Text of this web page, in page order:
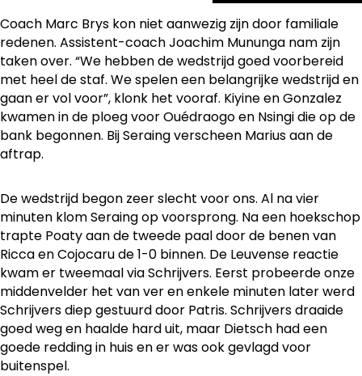
Coach Marc Brys kon niet aanwezig zijn door familiale
redenen. Assistent-coach Joachim Mununga nam zijn
taken over. “We hebben de wedstrijd goed voorbereid
met heel de staf. We spelen een belangrijke wedstrijd en
gaan er vol voor”, klonk het vooraf. Kiyine en Gonzalez
kwamen in de ploeg voor Ouédraogo en Nsingi die op de
bank begonnen. Bij Seraing verscheen Marius aan de
aftrap.
De wedstrijd begon zeer slecht voor ons. Al na vier
minuten klom Seraing op voorsprong. Na een hoekschop
trapte Poaty aan de tweede paal door de benen van
Ricca en Cojocaru de 1-0 binnen. De Leuvense reactie
kwam er tweemaal via Schrijvers. Eerst probeerde onze
middenvelder het van ver en enkele minuten later werd
Schrijvers diep gestuurd door Patris. Schrijvers draaide
goed weg en haalde hard uit, maar Dietsch had een
goede redding in huis en er was ook gevlagd voor
buitenspel.